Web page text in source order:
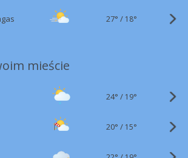
27° / 18°
mieście
24° / 19°
20° / 15°